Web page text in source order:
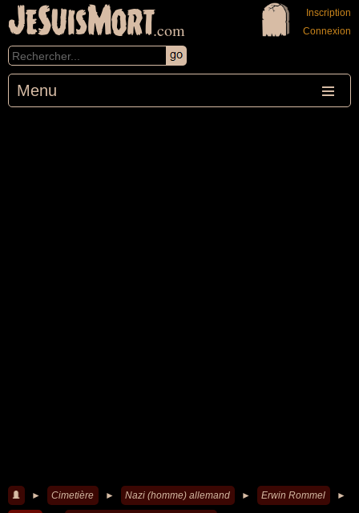
JeSuisMort.com
Menu
Inscription
Connexion
► Cimetière ► Nazi (homme) allemand ► Erwin Rommel ►